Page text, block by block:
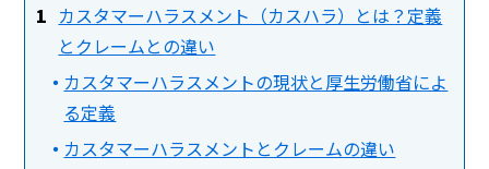
カスタマーハラスメント（カスハラ）とは？定義
とクレームとの違い
カスタマーハラスメントの現状と厚生労働省によ
る定義
カスタマーハラスメントとクレームの違い